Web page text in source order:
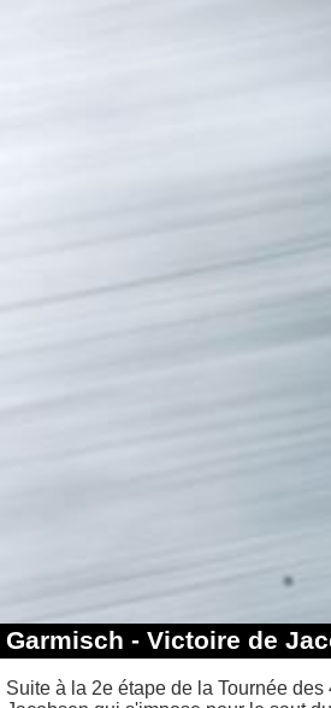
Garmisch - Victoire de
Suite à la 2e étape de la Tournée